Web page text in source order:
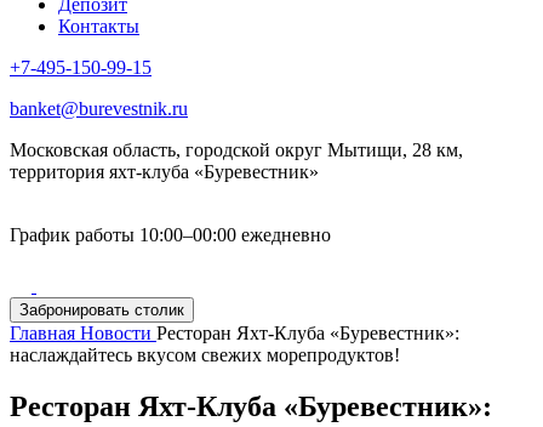
Депозит
Контакты
+7-495-150-99-15
banket@burevestnik.ru
Московская область, городской округ Мытищи, 28 км,
территория яхт-клуба «Буревестник»
График работы 10:00–00:00 ежедневно
Забронировать столик
Главная Новости Ресторан Яхт-Клуба «Буревестник»:
наслаждайтесь вкусом свежих морепродуктов!
Ресторан Яхт-Клуба «Буревестник»: